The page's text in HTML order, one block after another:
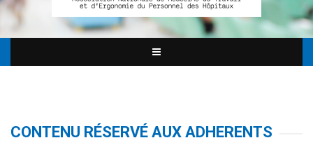
CONTENU RÉSERVÉ AUX ADHERENTS